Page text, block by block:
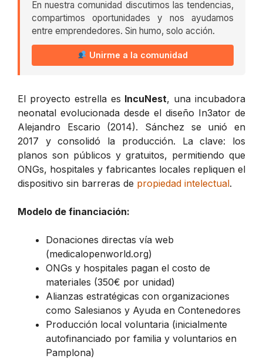
En nuestra comunidad discutimos las tendencias,
compartimos oportunidades y nos ayudamos
entre emprendedores. Sin humo, solo acción.
Unirme a la comunidad
El proyecto estrella es IncuNest, una incubadora
neonatal evolucionada desde el diseño In3ator de
Alejandro Escario (2014). Sánchez se unió en
2017 y consolidó la producción. La clave: los
planos son públicos y gratuitos, permitiendo que
ONGs, hospitales y fabricantes locales repliquen el
dispositivo sin barreras de propiedad intelectual.
Modelo de financiación:
Donaciones directas vía web
(medicalopenworld.org)
ONGs y hospitales pagan el costo de
materiales (350€ por unidad)
Alianzas estratégicas con organizaciones
como Salesianos y Ayuda en Contenedores
Producción local voluntaria (inicialmente
autofinanciado por familia y voluntarios en
Pamplona)